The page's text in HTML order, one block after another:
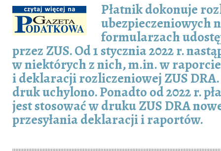
Płatnik dokonuje
ubezpieczeniowych
formularzach
przez ZUS. Od 1 stycznia 2022 r.
w niektórych z nich, m.in. w raporcie
i deklaracji rozliczeniowej ZUS
druk uchylono. Ponadto od 2022 r.
jest stosować w druku ZUS DRA
przesyłania deklaracji i raportów.